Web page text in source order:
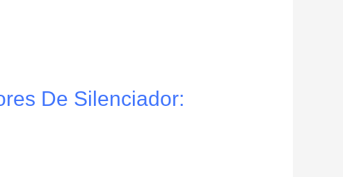
De Silenciador: